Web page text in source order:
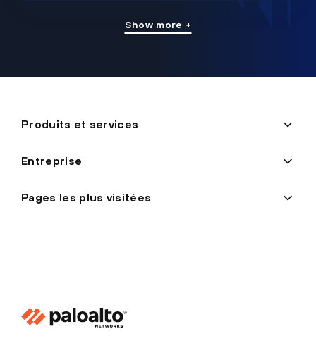
Show more +
Produits et services
Entreprise
Pages les plus visitées